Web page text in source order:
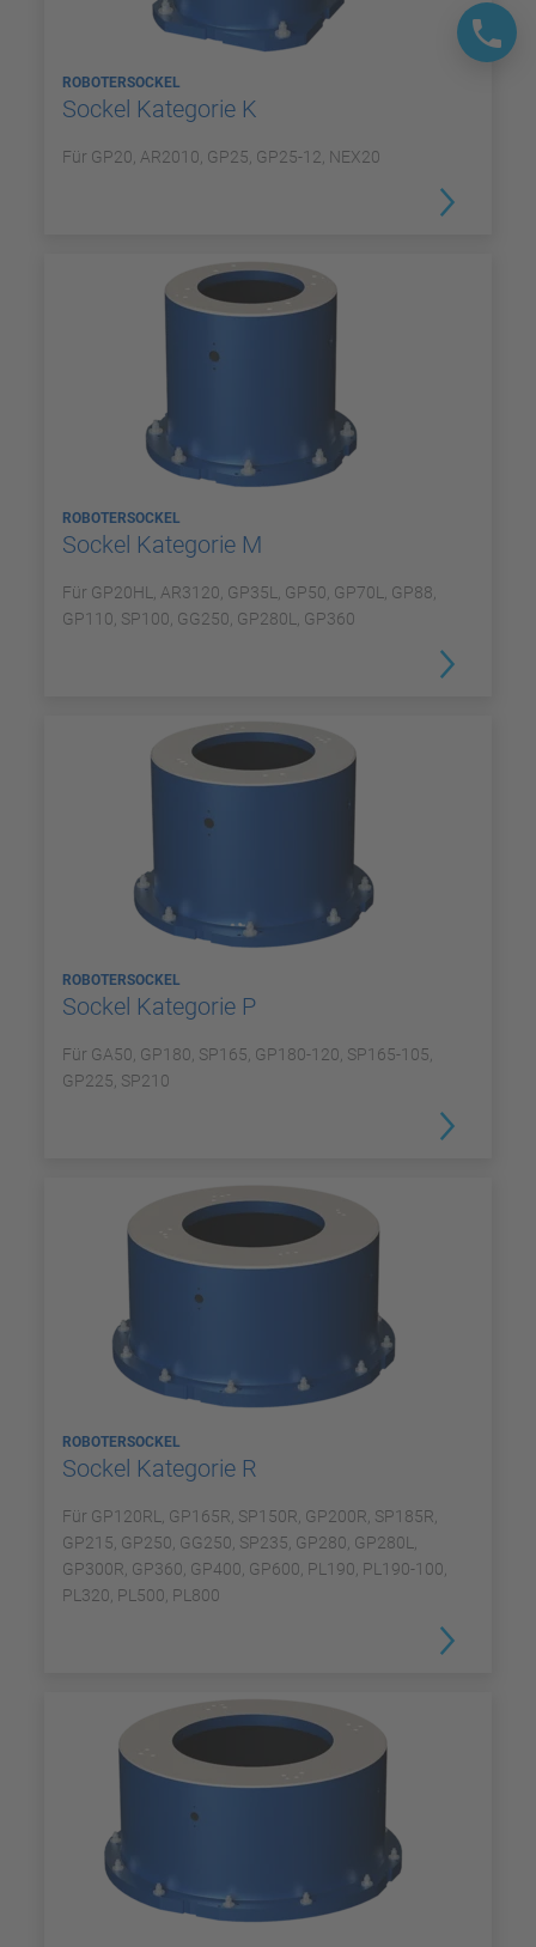
ROBOTERSOCKEL
Sockel Kategorie K
Für GP20, AR2010, GP25, GP25-12, NEX20
ROBOTERSOCKEL
Sockel Kategorie M
Für GP20HL, AR3120, GP35L, GP50, GP70L, GP88,
GP110, SP100, GG250, GP280L, GP360
ROBOTERSOCKEL
Sockel Kategorie P
Für GA50, GP180, SP165, GP180-120, SP165-105,
GP225, SP210
ROBOTERSOCKEL
Sockel Kategorie R
Für GP120RL, GP165R, SP150R, GP200R, SP185R,
GP215, GP250, GG250, SP235, GP280, GP280L,
GP300R, GP360, GP400, GP600, PL190, PL190-100,
PL320, PL500, PL800